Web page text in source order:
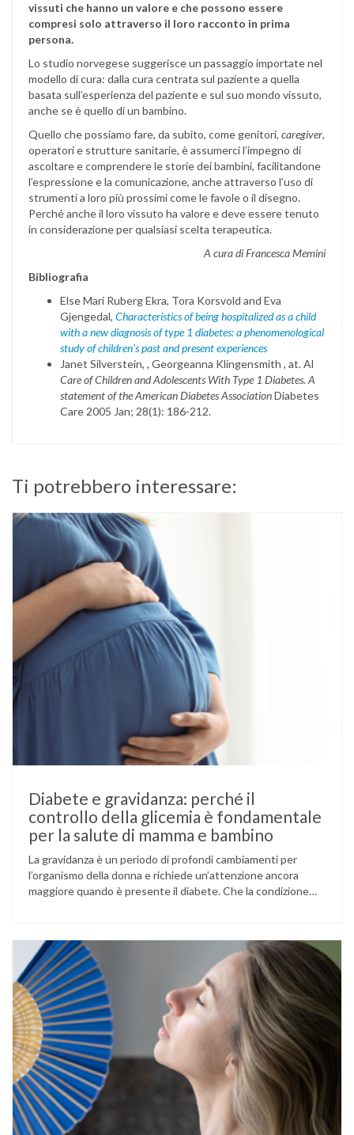
vissuti che hanno un valore e che possono essere
compresi solo attraverso il loro racconto in prima
persona.
Lo studio norvegese suggerisce un passaggio importate nel
modello di cura: dalla cura centrata sul paziente a quella
basata sull’esperienza del paziente e sul suo mondo vissuto,
anche se è quello di un bambino.
Quello che possiamo fare, da subito, come genitori, caregiver,
operatori e strutture sanitarie, è assumerci l’impegno di
ascoltare e comprendere le storie dei bambini, facilitandone
l’espressione e la comunicazione, anche attraverso l’uso di
strumenti a loro più prossimi come le favole o il disegno.
Perché anche il loro vissuto ha valore e deve essere tenuto
in considerazione per qualsiasi scelta terapeutica.
A cura di Francesca Memini
Bibliografia
Else Mari Ruberg Ekra, Tora Korsvold and Eva
Gjengedal, Characteristics of being hospitalized as a child
with a new diagnosis of type 1 diabetes: a phenomenological
study of children’s past and present experiences
Janet Silverstein, , Georgeanna Klingensmith , at. Al
Care of Children and Adolescents With Type 1 Diabetes. A
statement of the American Diabetes AssociationDiabetes
Care 2005 Jan; 28(1): 186-212.
Ti potrebbero interessare:
Diabete e gravidanza: perché il
controllo della glicemia è fondamentale
per la salute di mamma e bambino
La gravidanza è un periodo di profondi cambiamenti per
l’organismo della donna e richiede un’attenzione ancora
maggiore quando è presente il diabete. Che la condizione
volta durante la gestazione (diabete gestazionale),
mantenere …